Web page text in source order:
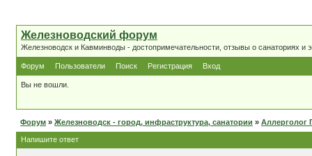
Железноводский форум
Железноводск и Кавминводы - достопримечательности, отзывы о санаториях и
Форум Пользователи Поиск Регистрация Вход
Вы не вошли.
Форум » Железноводск - город, инфраструктура, санатории » Аллерголог
Напишите ответ